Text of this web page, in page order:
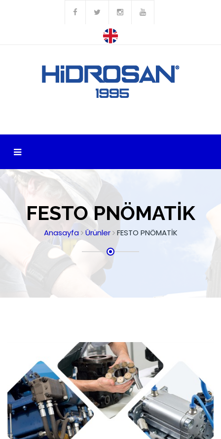
FESTO PNÖMATİK
Anasayfa Ürünler FESTO PNÖMATİK